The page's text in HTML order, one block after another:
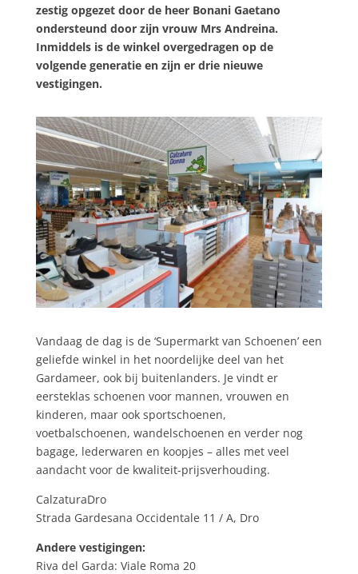
zestig opgezet door de heer Bonani Gaetano
ondersteund door zijn vrouw Mrs Andreina.
Inmiddels is de winkel overgedragen op de
volgende generatie en zijn er drie nieuwe
vestigingen.
Vandaag de dag is de ‘Supermarkt van Schoenen’ een
geliefde winkel in het noordelijke deel van het
Gardameer, ook bij buitenlanders. Je vindt er
eersteklas schoenen voor mannen, vrouwen en
kinderen, maar ook sportschoenen,
voetbalschoenen, wandelschoenen en verder nog
bagage, lederwaren en koopjes – alles met veel
aandacht voor de kwaliteit-prijsverhouding.
CalzaturaDro
Strada Gardesana Occidentale 11 / A, Dro
Andere vestigingen:
Riva del Garda: Viale Roma 20